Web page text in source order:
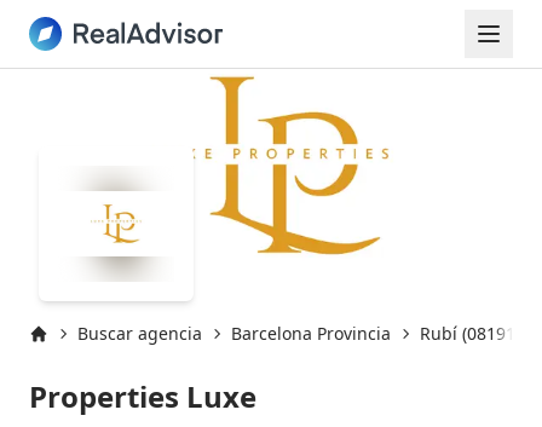
Buscar agencia Barcelona Provincia Rubí (08191)
Properties Luxe